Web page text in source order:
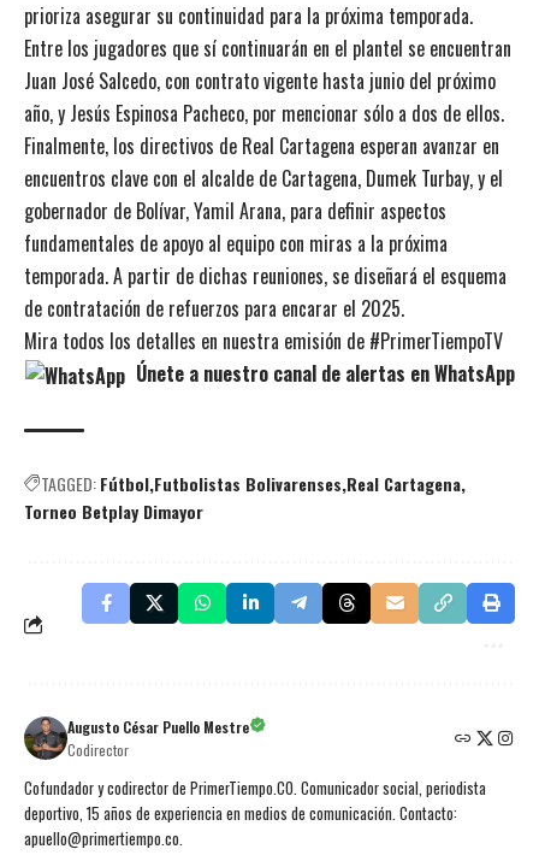
prioriza asegurar su continuidad para la próxima temporada.
Entre los jugadores que sí continuarán en el plantel se encuentran
Juan José Salcedo, con contrato vigente hasta junio del próximo
año, y Jesús Espinosa Pacheco, por mencionar sólo a dos de ellos.
Finalmente, los directivos de Real Cartagena esperan avanzar en
encuentros clave con el alcalde de Cartagena, Dumek Turbay, y el
gobernador de Bolívar, Yamil Arana, para definir aspectos
fundamentales de apoyo al equipo con miras a la próxima
temporada. A partir de dichas reuniones, se diseñará el esquema
de contratación de refuerzos para encarar el 2025.
Mira todos los detalles en nuestra emisión de #PrimerTiempoTV
Únete a nuestro canal de alertas en WhatsApp
TAGGED:Fútbol Futbolistas Bolivarenses Real Cartagena
Torneo Betplay Dimayor
Augusto César Puello Mestre
Codirector
Cofundador y codirector de PrimerTiempo.CO. Comunicador social, periodista
deportivo, 15 años de experiencia en medios de comunicación. Contacto:
apuello@primertiempo.co.